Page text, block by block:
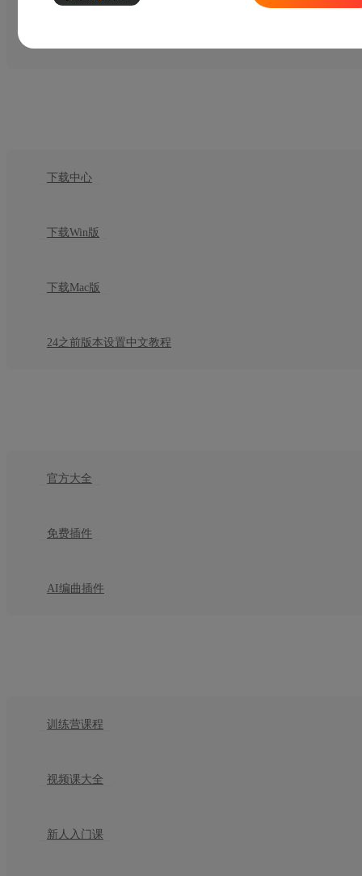
下载中心
下载Win版
下载Mac版
24之前版本设置中文教程
官方大全
免费插件
AI编曲插件
训练营课程
视频课大全
新人入门课